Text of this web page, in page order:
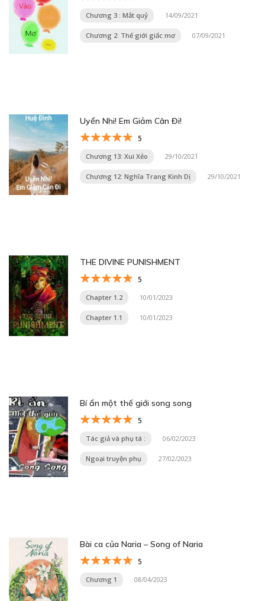
Chương 3 : Mắt quỷ 14/09/2021
Chương 2: Thế giới giấc mơ 07/09/2021
Uyển Nhi! Em Giảm Cân Đi!
5
Chương 13: Xui Xẻo 29/10/2021
Chương 12: Nghĩa Trang Kinh Dị 29/10/2021
THE DIVINE PUNISHMENT
5
Chapter 1.2 10/01/2023
Chapter 1.1 10/01/2023
Bí ẩn một thế giới song song
5
Tác giả và phụ tá : 06/02/2023
Ngoại truyện phụ 27/02/2023
Bài ca của Naria – Song of Naria
5
Chương 1 08/04/2023